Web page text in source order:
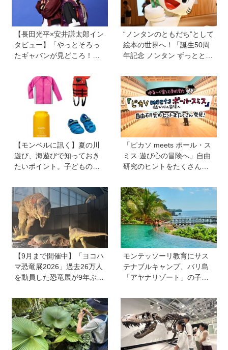
【長田光平×安井謙太郎イン
タビュー】「やっとそろっ
たギャバンが見どころ！」
インフィニティ 太陽が泣い
た日』
“ノンタンのともだち”として
絵本の世界へ！「誕生50周
年記念 ノンタン ずっととも
USEUMで開催中
【モンベルに訊く】夏の川
遊び、海遊びで知っておき
たいポイント。子どものラ
選びがちだけど…危険！水
辺で人気の必携アイテムも
「ピカソ meets ポール・ス
ミス 遊び心の冒険へ」自由
研究のヒントをたくさん発
わいい♡【ゆる〜く楽しむ
美術案内】
【9月まで開催中】「ヨコハ
マ恐竜展2026」過去26万人
を動員した恐竜展が9年ぶり
で楽しむポイントを完全ガ
イド
モンテッソーリ教育にサス
テナブルキャンプ、バリ島
「アヤナリゾート」の子ど
すぎる！ 家族でおすすめの
過ごし方とは